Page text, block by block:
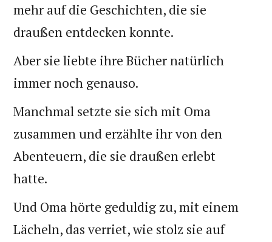
mehr auf die Geschichten, die sie
draußen entdecken konnte.
Aber sie liebte ihre Bücher natürlich
immer noch genauso.
Manchmal setzte sie sich mit Oma
zusammen und erzählte ihr von den
Abenteuern, die sie draußen erlebt
hatte.
Und Oma hörte geduldig zu, mit einem
Lächeln, das verriet, wie stolz sie auf